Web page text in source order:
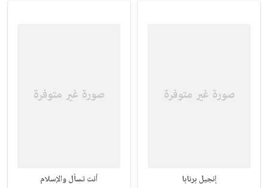
إنجيل برنابا أنت تسأل والإسلام